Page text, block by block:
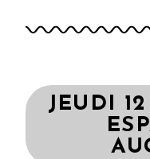
JEUDI